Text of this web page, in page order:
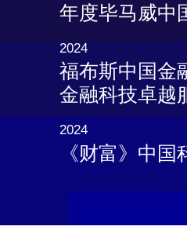
年度毕马威中
2024
福布斯中国金
金融科技卓越
2024
《财富》中国